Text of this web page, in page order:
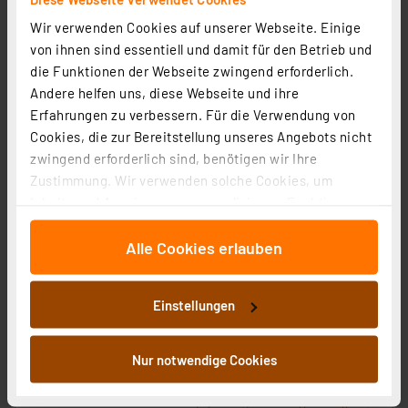
Wir verwenden Cookies auf unserer Webseite. Einige
von ihnen sind essentiell und damit für den Betrieb und
die Funktionen der Webseite zwingend erforderlich.
Andere helfen uns, diese Webseite und ihre
Erfahrungen zu verbessern. Für die Verwendung von
Cookies, die zur Bereitstellung unseres Angebots nicht
zwingend erforderlich sind, benötigen wir Ihre
Zustimmung. Wir verwenden solche Cookies, um
für soziale Medien anbieten zu können und die Zugriffe
auf unsere Website zu analysieren. Außerdem geben
an unsere Partner für soziale Medien, Werbung und
Analysen weiter. Unsere Partner führen diese
Informationen möglicherweise mit weiteren Daten
zusammen, die Sie ihnen bereitgestellt haben oder die
sie im Rahmen Ihrer Nutzung der Dienste gesammelt
Alle Cookies erlauben
Einstellungen
Nur notwendige Cookies
Homematic IP Smart Home Außenkamera, HmIP-CO
Artikel-Nr. 162943
152.25 CHF